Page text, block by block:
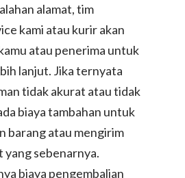
alamat, tim
kami atau kurir akan
atau penerima untuk
lanjut. Jika ternyata
tidak akurat atau tidak
biaya tambahan untuk
barang atau mengirim
yang sebenarnya.
biaya pengembalian